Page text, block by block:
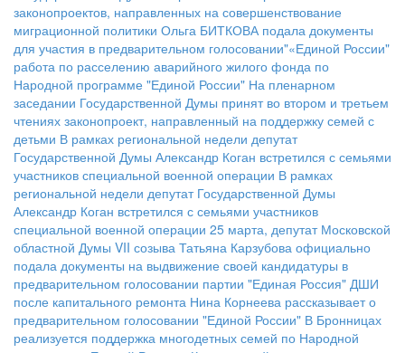
законопроектов, направленных на совершенствование
миграционной политики Ольга БИТКОВА подала документы
для участия в предварительном голосовании"«Единой России"
работа по расселению аварийного жилого фонда по
Народной программе "Единой России" На пленарном
заседании Государственной Думы принят во втором и третьем
чтениях законопроект, направленный на поддержку семей с
детьми В рамках региональной недели депутат
Государственной Думы Александр Коган встретился с семьями
участников специальной военной операции В рамках
региональной недели депутат Государственной Думы
Александр Коган встретился с семьями участников
специальной военной операции 25 марта, депутат Московской
областной Думы VII созыва Татьяна Карзубова официально
подала документы на выдвижение своей кандидатуры в
предварительном голосовании партии "Единая Россия" ДШИ
после капитального ремонта Нина Корнеева рассказывает о
предварительном голосовании "Единой России" В Бронницах
реализуется поддержка многодетных семей по Народной